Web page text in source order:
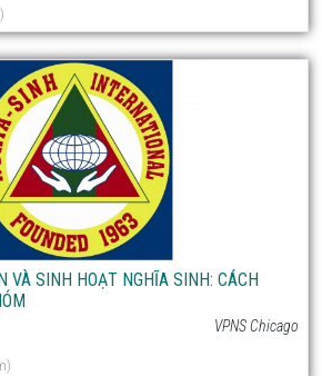
VÀ SINH HOẠT NGHĨA SINH: CÁCH
VPNS Chicago